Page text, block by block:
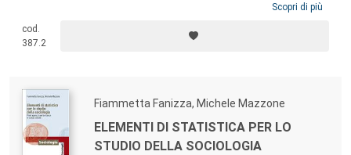
deve includere,
sociale e di governance. Questo testo esamina i molteplici aspetti
critici legati alla misurazione multidimensionale della performance di
punta a costituire un utile rifermento per lo sviluppo degli studi sul
tema.
Scopri di più
cod.
387.2
Fiammetta Fanizza, Michele Mazzone
ELEMENTI DI STATISTICA PER LO
STUDIO DELLA SOCIOLOGIA